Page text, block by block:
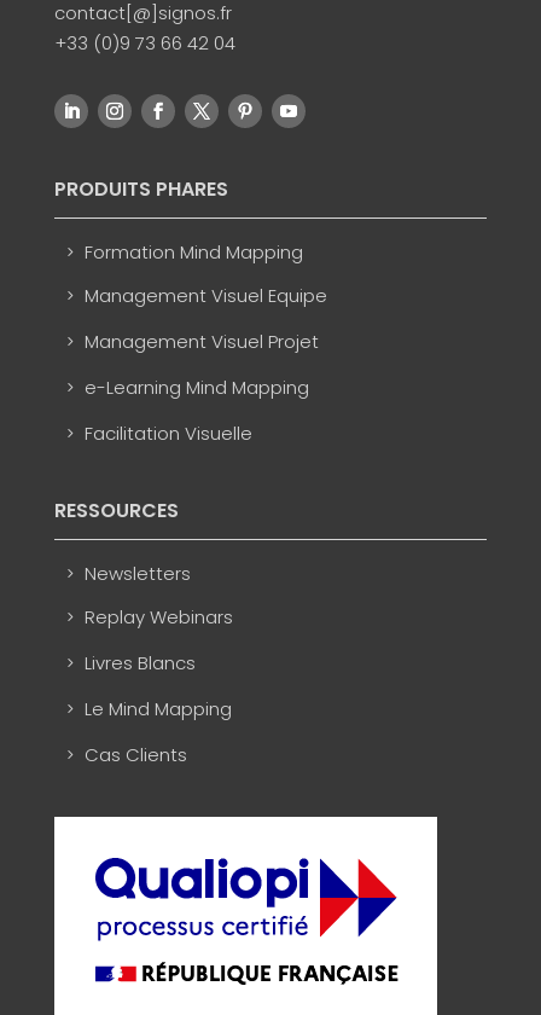
contact[@]signos.fr
+33 (0)9 73 66 42 04
PRODUITS PHARES
Formation Mind Mapping
Management Visuel Equipe
Management Visuel Projet
e-Learning Mind Mapping
Facilitation Visuelle
RESSOURCES
Newsletters
Replay Webinars
Livres Blancs
Le Mind Mapping
Cas Clients